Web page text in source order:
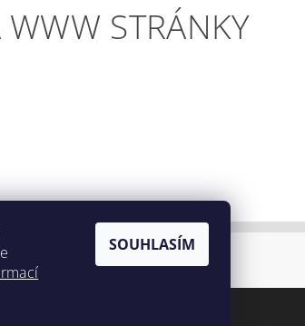
STRÁNKY
SOUHLASÍM